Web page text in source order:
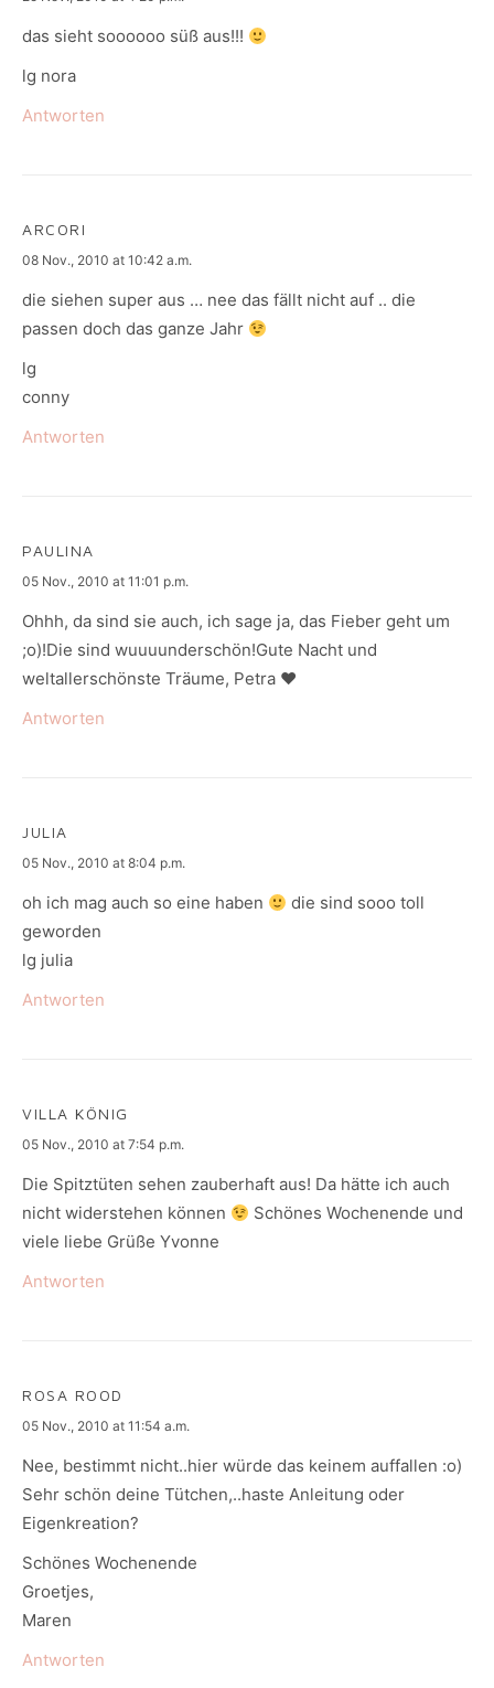
das sieht soooooo süß aus!!!
lg nora
Antworten
ARCORI
says:
08 Nov., 2010 at 10:42 a.m.
die siehen super aus … nee das fällt nicht auf .. die
passen doch das ganze Jahr
lg
conny
Antworten
PAULINA
says:
05 Nov., 2010 at 11:01 p.m.
Ohhh, da sind sie auch, ich sage ja, das Fieber geht um
;o)!Die sind wuuuunderschön!Gute Nacht und
weltallerschönste Träume, Petra ♥
Antworten
JULIA
says:
05 Nov., 2010 at 8:04 p.m.
oh ich mag auch so eine haben
die sind sooo toll
geworden
lg julia
Antworten
VILLA KÖNIG
says:
05 Nov., 2010 at 7:54 p.m.
Die Spitztüten sehen zauberhaft aus! Da hätte ich auch
nicht widerstehen können
Schönes Wochenende und
viele liebe Grüße Yvonne
Antworten
ROSA ROOD
says:
05 Nov., 2010 at 11:54 a.m.
Nee, bestimmt nicht..hier würde das keinem auffallen :o)
Sehr schön deine Tütchen,..haste Anleitung oder
Eigenkreation?
Schönes Wochenende
Groetjes,
Maren
Antworten